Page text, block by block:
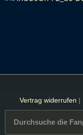
Vertrag widerrufen |